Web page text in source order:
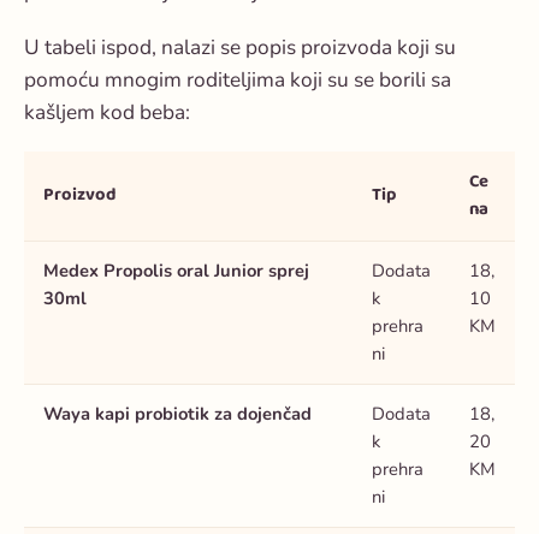
U tabeli ispod, nalazi se popis proizvoda koji su
pomoću mnogim roditeljima koji su se borili sa
kašljem kod beba:
Proizvod Tip
Ce
na
Medex Propolis oral Junior sprej
30ml
Dodata
k
prehra
ni
18,
10
KM
Waya kapi probiotik za dojenčad
Dodata
k
prehra
ni
18,
20
KM